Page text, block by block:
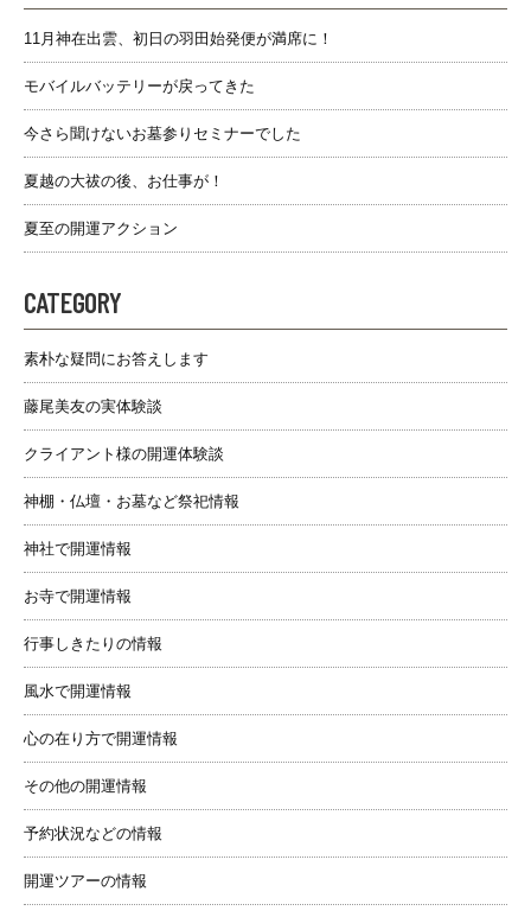
11月神在出雲、初日の羽田始発便が満席に！
モバイルバッテリーが戻ってきた
今さら聞けないお墓参りセミナーでした
夏越の大祓の後、お仕事が！
夏至の開運アクション
CATEGORY
素朴な疑問にお答えします
藤尾美友の実体験談
クライアント様の開運体験談
神棚・仏壇・お墓など祭祀情報
神社で開運情報
お寺で開運情報
行事しきたりの情報
風水で開運情報
心の在り方で開運情報
その他の開運情報
予約状況などの情報
開運ツアーの情報